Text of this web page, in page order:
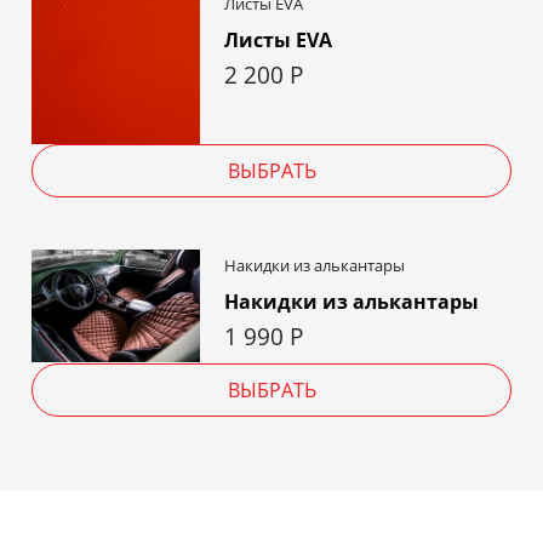
Листы EVA
2 200 Р
ВЫБРАТЬ
Накидки из алькантары
Накидки из алькантары
1 990 Р
ВЫБРАТЬ